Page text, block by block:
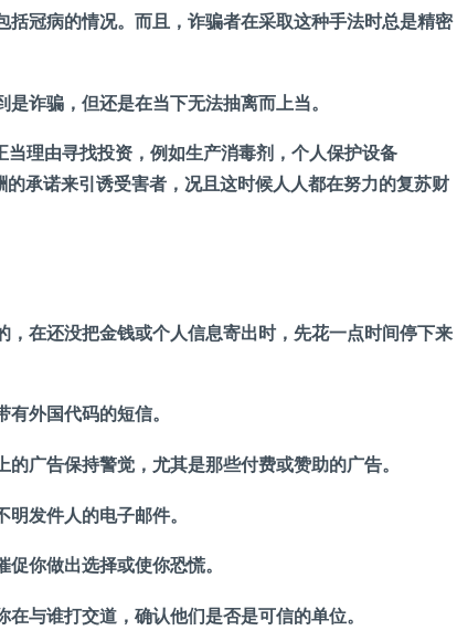
冠病的情况。而且，诈骗者在采取这种手法时总是精密
诈骗，但还是在当下无法抽离而上当。
理由寻找投资，例如生产消毒剂，个人保护设备
的承诺来引诱受害者，况且这时候人人都在努力的复苏财
在还没把金钱或个人信息寄出时，先花一点时间停下来
外国代码的短信。
广告保持警觉，尤其是那些付费或赞助的广告。
发件人的电子邮件。
你做出选择或使你恐慌。
与谁打交道，确认他们是否是可信的单位。